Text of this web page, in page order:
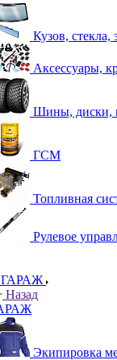
Кузов, стекла,
Аксессуары,
Шины, диски,
ГСМ
Топливная
Рулевое
ГАРАЖ
Назад
Экипировка